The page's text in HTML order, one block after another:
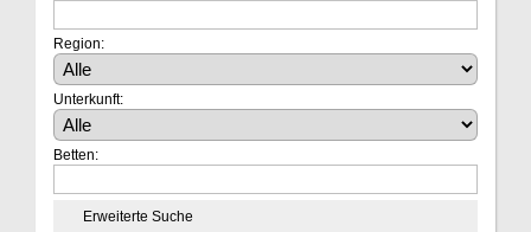
Region:
Unterkunft:
Betten:
Erweiterte Suche